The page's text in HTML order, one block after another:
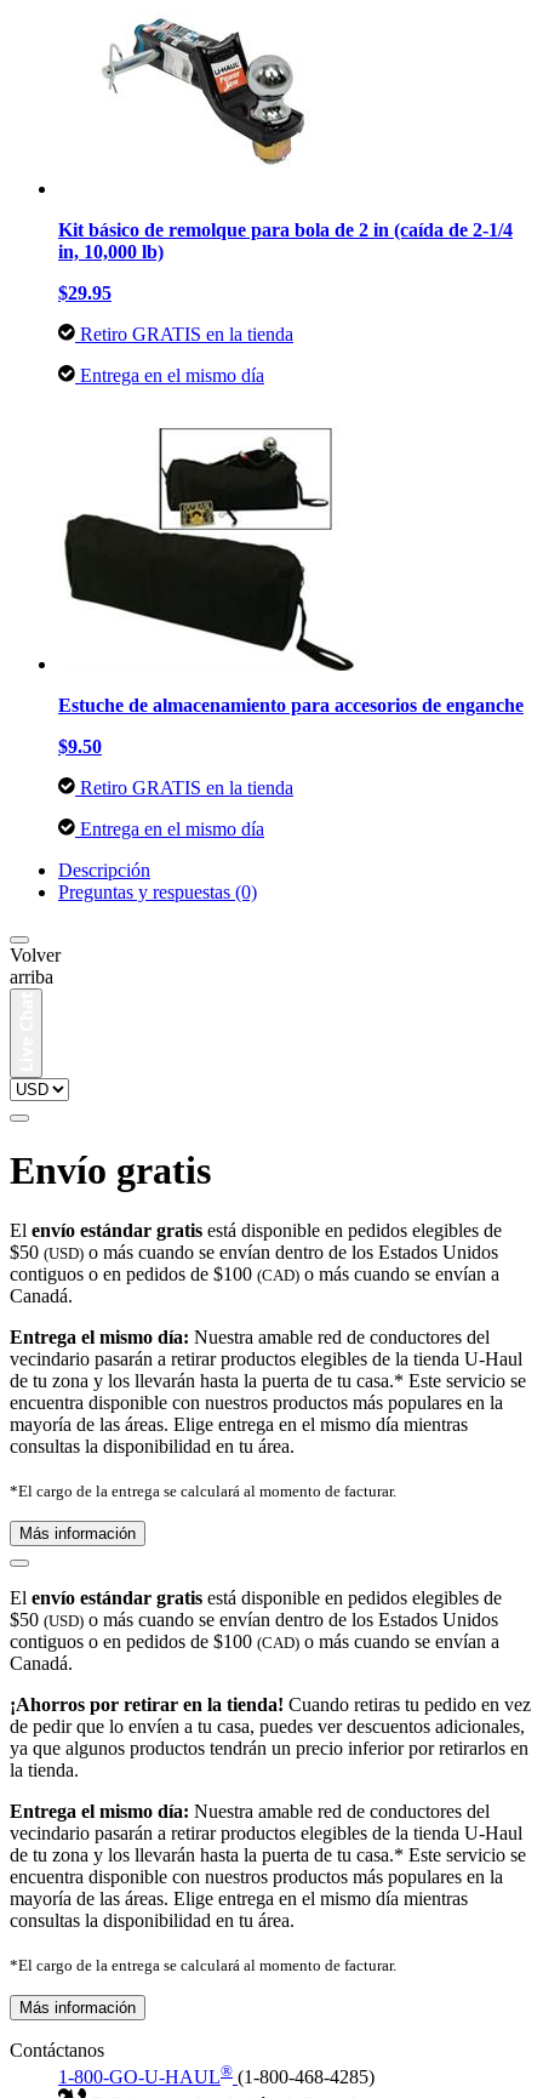
Kit básico de remolque para bola de 2 in (caída de 2-1/4
in, 10,000 lb)
$29.95
Retiro GRATIS en la tienda
Entrega en el mismo día
Estuche de almacenamiento para accesorios de enganche
$9.50
Retiro GRATIS en la tienda
Entrega en el mismo día
Descripción
Preguntas y respuestas (0)
Volver
arriba
Envío gratis
El envío estándar gratis está disponible en pedidos elegibles de
$50 (USD) o más cuando se envían dentro de los Estados Unidos
contiguos o en pedidos de $100 (CAD) o más cuando se envían a
Canadá.
Entrega el mismo día: Nuestra amable red de conductores del
vecindario pasarán a retirar productos elegibles de la tienda U-Haul
de tu zona y los llevarán hasta la puerta de tu casa.* Este servicio se
encuentra disponible con nuestros productos más populares en la
mayoría de las áreas. Elige entrega en el mismo día mientras
consultas la disponibilidad en tu área.
*El cargo de la entrega se calculará al momento de facturar.
Más información
El envío estándar gratis está disponible en pedidos elegibles de
$50 (USD) o más cuando se envían dentro de los Estados Unidos
contiguos o en pedidos de $100 (CAD) o más cuando se envían a
Canadá.
¡Ahorros por retirar en la tienda! Cuando retiras tu pedido en vez
de pedir que lo envíen a tu casa, puedes ver descuentos adicionales,
ya que algunos productos tendrán un precio inferior por retirarlos en
la tienda.
Entrega el mismo día: Nuestra amable red de conductores del
vecindario pasarán a retirar productos elegibles de la tienda U-Haul
de tu zona y los llevarán hasta la puerta de tu casa.* Este servicio se
encuentra disponible con nuestros productos más populares en la
mayoría de las áreas. Elige entrega en el mismo día mientras
consultas la disponibilidad en tu área.
*El cargo de la entrega se calculará al momento de facturar.
Más información
Contáctanos
1-800-GO-U-HAUL® (1-800-468-4285)